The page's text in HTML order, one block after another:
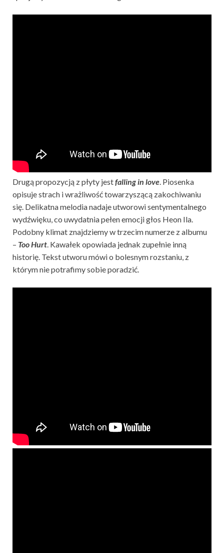
Drugą propozycją z płyty jestfalling in love. Piosenka
opisuje strach i wrażliwość towarzyszącą zakochiwaniu
się. Delikatna melodia nadaje utworowi sentymentalnego
wydźwięku, co uwydatnia pełen emocji głos Heon Ila.
Podobny klimat znajdziemy w trzecim numerze z albumu
– Too Hurt. Kawałek opowiada jednak zupełnie inną
historię. Tekst utworu mówi o bolesnym rozstaniu, z
którym nie potrafimy sobie poradzić.